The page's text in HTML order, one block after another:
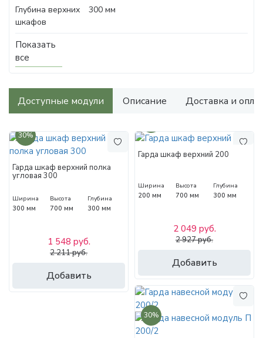
Глубина верхних
шкафов
300 мм
Показать
все
Доступные модули Описание Доставка и
30%
Гарда шкаф верхний полка
угловая 300
Ширина
300 мм
Высота
700 мм
Глубина
300 мм
Добавить
1 548 руб.
2 211 руб.
Гарда шкаф верхний 200
Ширина
200 мм
Высота
700 мм
Глубина
300 мм
Добавить
2 049 руб.
2 927 руб.
30%